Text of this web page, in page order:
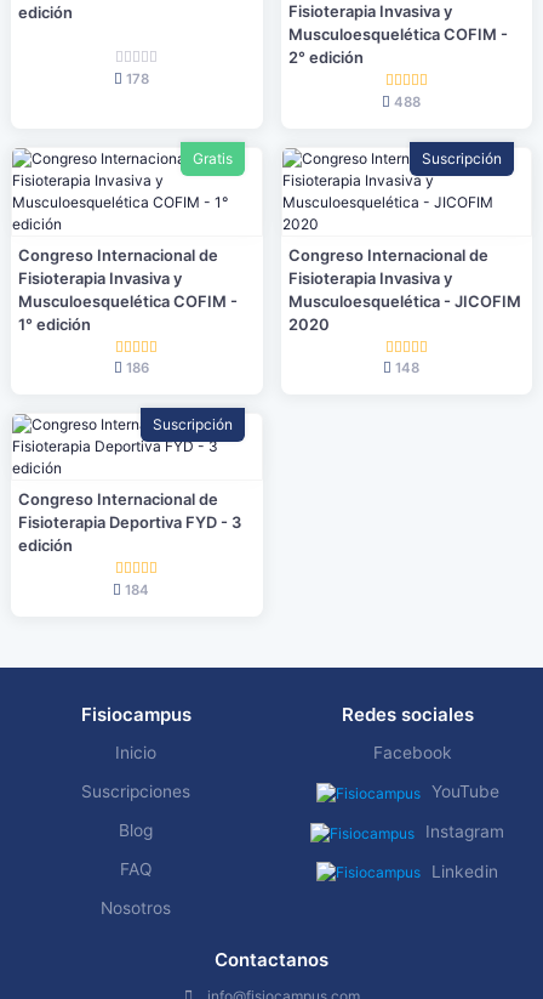
edición
178
Fisioterapia Invasiva y
Musculoesquelética COFIM -
2° edición
488
Gratis
Congreso Internacional de
Fisioterapia Invasiva y
Musculoesquelética COFIM -
1° edición
186
Suscripción
Congreso Internacional de
Fisioterapia Invasiva y
Musculoesquelética - JICOFIM
2020
148
Suscripción
Congreso Internacional de
Fisioterapia Deportiva FYD - 3
edición
184
Fisiocampus
Inicio
Suscripciones
Blog
FAQ
Nosotros
Redes sociales
Facebook
YouTube
Instagram
Linkedin
Contactanos